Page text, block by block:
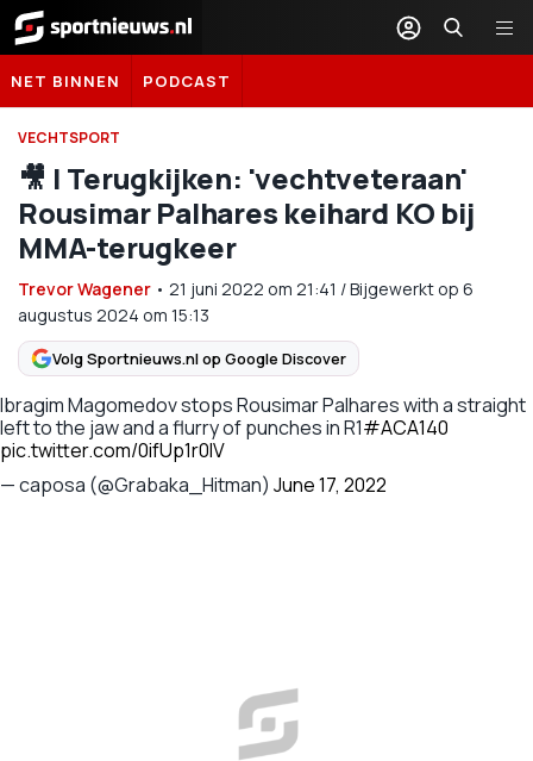
Sportnieuws.nl
NET BINNEN PODCAST
VECHTSPORT
🎥 | Terugkijken: 'vechtveteraan'
Rousimar Palhares keihard KO bij
MMA-terugkeer
Trevor Wagener • 21 juni 2022 om 21:41 /Bijgewerkt op 6
augustus 2024 om 15:13
Volg Sportnieuws.nl op Google Discover
Ibragim Magomedov stops Rousimar Palhares with a straight
left to the jaw and a flurry of punches in R1#ACA140
pic.twitter.com/0ifUp1r0lV
— caposa (@Grabaka_Hitman) June 17, 2022